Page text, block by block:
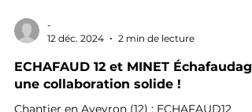
-
12 déc. 2024
2 min de lecture